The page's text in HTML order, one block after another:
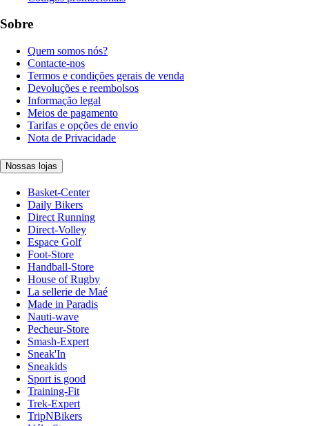
Sobre
Quem somos nós?
Contacte-nos
Termos e condições gerais de venda
Devoluções e reembolsos
Informação legal
Meios de pagamento
Tarifas e opções de envio
Nota de Privacidade
Nossas lojas
Basket-Center
Daily Bikers
Direct Running
Direct-Volley
Espace Golf
Foot-Store
Handball-Store
House of Rugby
La sellerie de Maé
Made in Paradis
Nauti-wave
Pecheur-Store
Smash-Expert
Sneak'In
Sneakids
Sport is good
Training-Fit
Trek-Expert
TripNBikers